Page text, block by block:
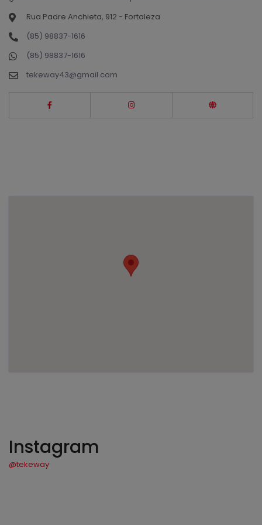
Rua Padre Anchieta, 912 - Fortaleza
(85) 98837-1616
(85) 98837-1616
tekeway43@gmail.com
Instagram
@tekeway